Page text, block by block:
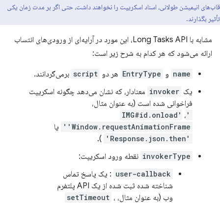
قاب‌های انیمیشن طولانی، اسناد اسکریپت را نخواهند داشت، حتی اگر بر مدت زمان یکی
تأثیر بگذارند.
مشابه با Long Tasks API، این مورد در آرایه‌ای از ورودی‌های انتساب
ارائه می‌شود که هر کدام به شرح زیر است:
name و EntryType هر دو script برمی‌گردانند.
یک invoker معنادار، که نشان می‌دهد چگونه اسکریپت
فراخوانی شده است (به عنوان مثال،
'IMG#id.onload' ،
'Window.requestAnimationFrame' یا
'Response.json.then'
).
invokerType نقطه ورود اسکریپت:
user-callback : یک پاسخ تماس
شناخته شده ثبت شده از یک API پلتفرم
وب (به عنوان مثال،
setTimeout ،